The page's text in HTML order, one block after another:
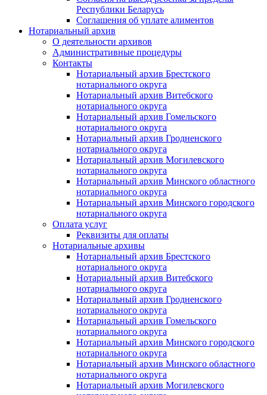
Республики Беларусь
Соглашения об уплате алиментов
Нотариальный архив
О деятельности архивов
Административные процедуры
Контакты
Нотариальный архив Брестского
нотариального округа
Нотариальный архив Витебского
нотариального округа
Нотариальный архив Гомельского
нотариального округа
Нотариальный архив Гродненского
нотариального округа
Нотариальный архив Могилевского
нотариального округа
Нотариальный архив Минского областного
нотариального округа
Нотариальный архив Минского городского
нотариального округа
Оплата услуг
Реквизиты для оплаты
Нотариальные архивы
Нотариальный архив Брестского
нотариального округа
Нотариальный архив Витебского
нотариального округа
Нотариальный архив Гродненского
нотариального округа
Нотариальный архив Гомельского
нотариального округа
Нотариальный архив Минского городского
нотариального округа
Нотариальный архив Минского областного
нотариального округа
Нотариальный архив Могилевского